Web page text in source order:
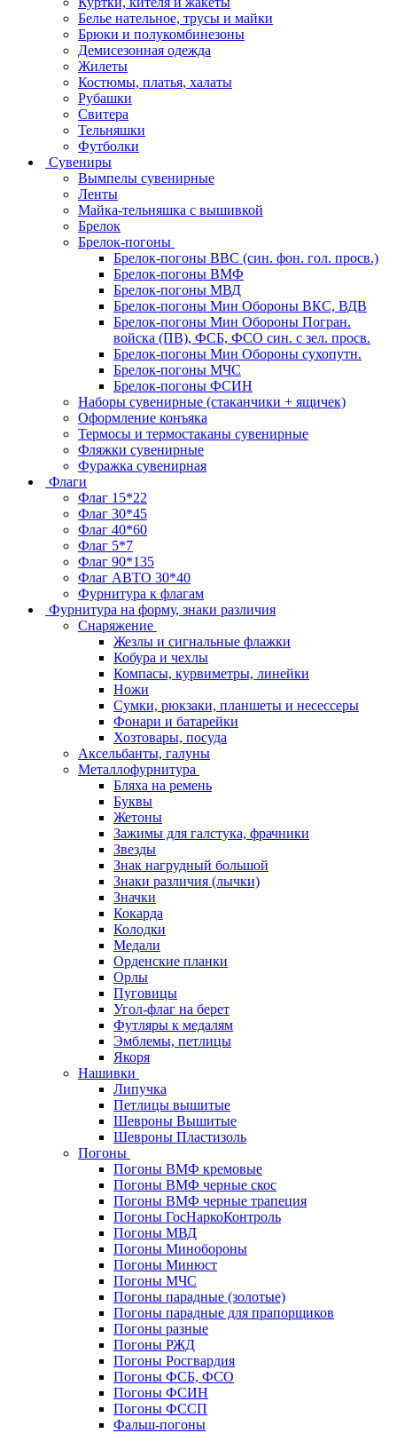
Белье нательное, трусы и майки
Брюки и полукомбинезоны
Демисезонная одежда
Жилеты
Костюмы, платья, халаты
Рубашки
Свитера
Тельняшки
Футболки
Сувениры
Вымпелы сувенирные
Ленты
Майка-тельняшка с вышивкой
Брелок
Брелок-погоны
Брелок-погоны ВВС (син. фон. гол. просв.)
Брелок-погоны ВМФ
Брелок-погоны МВД
Брелок-погоны Мин Обороны ВКС, ВДВ
Брелок-погоны Мин Обороны Погран.
войска (ПВ), ФСБ, ФСО син. с зел. просв.
Брелок-погоны Мин Обороны сухопутн.
Брелок-погоны МЧС
Брелок-погоны ФСИН
Наборы сувенирные (стаканчики + ящичек)
Оформление конъяка
Термосы и термостаканы сувенирные
Фляжки сувенирные
Фуражка сувенирная
Флаги
Флаг 15*22
Флаг 30*45
Флаг 40*60
Флаг 5*7
Флаг 90*135
Флаг АВТО 30*40
Фурнитура к флагам
Фурнитура на форму, знаки различия
Снаряжение
Жезлы и сигнальные флажки
Кобура и чехлы
Компасы, курвиметры, линейки
Ножи
Сумки, рюкзаки, планшеты и несессеры
Фонари и батарейки
Хозтовары, посуда
Аксельбанты, галуны
Металлофурнитура
Бляха на ремень
Буквы
Жетоны
Зажимы для галстука, фрачники
Звезды
Знак нагрудный большой
Знаки различия (лычки)
Значки
Кокарда
Колодки
Медали
Орденские планки
Орлы
Пуговицы
Угол-флаг на берет
Футляры к медалям
Эмблемы, петлицы
Якоря
Нашивки
Липучка
Петлицы вышитые
Шевроны Вышитые
Шевроны Пластизоль
Погоны
Погоны ВМФ кремовые
Погоны ВМФ черные скос
Погоны ВМФ черные трапеция
Погоны ГосНаркоКонтроль
Погоны МВД
Погоны Минобороны
Погоны Минюст
Погоны МЧС
Погоны парадные (золотые)
Погоны парадные для прапорщиков
Погоны разные
Погоны РЖД
Погоны Росгвардия
Погоны ФСБ, ФСО
Погоны ФСИН
Погоны ФССП
Фальш-погоны